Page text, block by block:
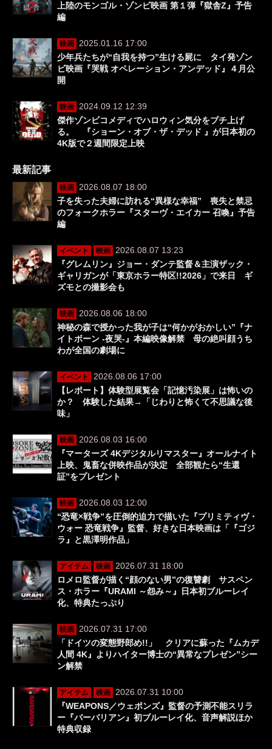
上陸のモンゴル・ゾンビ映画 第１弾『獄舎Z』予告
編
映画
2025.01.16 17:00
少年兵たちが“自我を持つ”生ける屍に タイ発ゾン
ビ映画『哭戦 オペレーション・アンデッド』４月公
開
映画
2024.09.12 12:39
傑作ゾンビコメディでハロウィン気分をブチ上げ
る。 『ショーン・オブ・ザ・デッド 』が日本初の
4K版で２週間限定上映
最新記事
映画
2026.08.07 18:00
子を失った夫婦に訪れる“異様な幸福” 喪失と禁忌
のフォークホラー『スターヴ・エイカー 召喚』予告
編
イベント 映画
2026.08.07 13:23
『グレムリン』ジョー・ダンテ監督＆主演ザック・
ギャリガンが「東京ホラー特区!!2026」で来日 ギ
ズモとの撮影会も
映画
2026.08.06 18:00
神秘の森で授かった我が子は“何かがおかしい”『ナ
イトボーン -夜哭-』本編映像解禁 母の絶叫顔うち
わが全国の劇場に
イベント
2026.08.06 17:00
【レポート】体験型展覧会「記憶汚染展」は怖いの
か？ 体験した結果→「じわりと怖くて不思議な後
味」
映画
2026.08.03 16:00
『マーターズ 4Kデジタルリマスター』オールナイト
上映、鬼畜な併映作品が決定 全部観たら“生還
証”をプレゼント
映画
2026.08.03 12:00
“恐竜×戦争”を圧倒的迫力で描いた『プリミティヴ・
ウォー 恐竜戦争』監督、好きな日本映画は「『ゴジ
ラ』と黒澤明作品」
アイテム 映画
2026.07.31 18:00
ロメロ監督が描く“顔のない男”の復讐劇 サスペン
ス・ホラー『URAMI ～怨み～』日本初ブルーレイ
化、特典たっぷり
映画
2026.07.31 17:00
「ドイツの変態野郎め!!」 クリアに蘇った『ムカデ
人間 4K』よりハイター博士の“異常なプレゼン”シー
ン解禁
アイテム 映画
2026.07.31 10:00
『WEAPONS／ウェポンズ』監督の予測不能スリラ
ー『バーバリアン』初ブルーレイ化、音声解説ほか
特典収録